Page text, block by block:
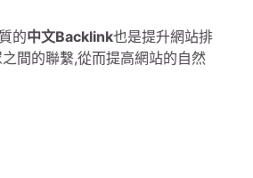
的中文Backlink也是提升網站排
間的聯繫,從而提高網站的自然